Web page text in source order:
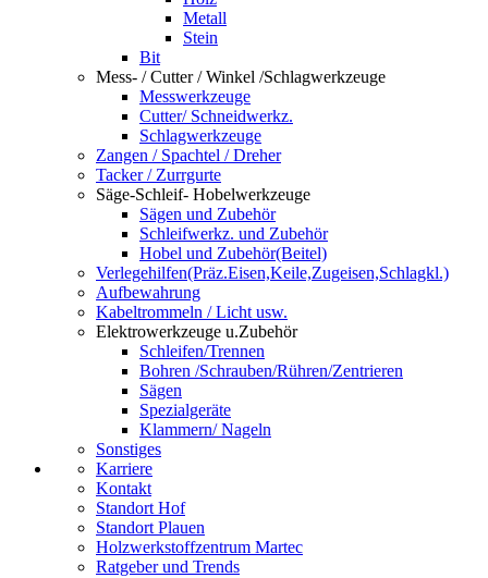
Metall
Stein
Bit
Mess- / Cutter / Winkel /Schlagwerkzeuge
Messwerkzeuge
Cutter/ Schneidwerkz.
Schlagwerkzeuge
Zangen / Spachtel / Dreher
Tacker / Zurrgurte
Säge-Schleif- Hobelwerkzeuge
Sägen und Zubehör
Schleifwerkz. und Zubehör
Hobel und Zubehör(Beitel)
Verlegehilfen(Präz.Eisen,Keile,Zugeisen,Schlagkl.)
Aufbewahrung
Kabeltrommeln / Licht usw.
Elektrowerkzeuge u.Zubehör
Schleifen/Trennen
Bohren /Schrauben/Rühren/Zentrieren
Sägen
Spezialgeräte
Klammern/ Nageln
Sonstiges
Karriere
Kontakt
Standort Hof
Standort Plauen
Holzwerkstoffzentrum Martec
Ratgeber und Trends